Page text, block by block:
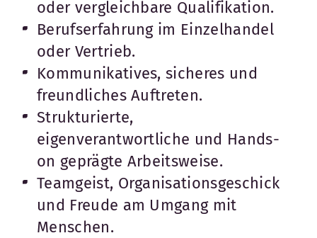
oder vergleichbare Qualifikation.
Berufserfahrung im Einzelhandel
oder Vertrieb.
Kommunikatives, sicheres und
freundliches Auftreten.
Strukturierte,
eigenverantwortliche und Hands-
on geprägte Arbeitsweise.
Teamgeist, Organisationsgeschick
und Freude am Umgang mit
Menschen.